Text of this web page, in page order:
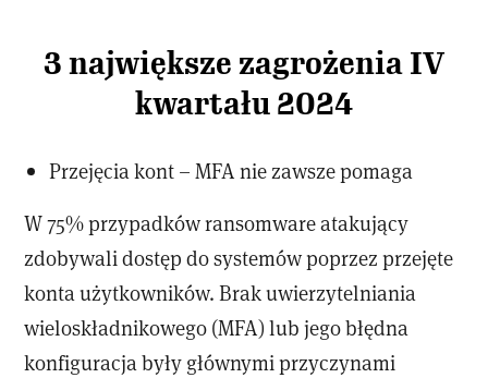
3 największe zagrożenia IV
kwartału 2024
Przejęcia kont – MFA nie zawsze pomaga
W 75% przypadków ransomware atakujący
zdobywali dostęp do systemów poprzez przejęte
konta użytkowników. Brak uwierzytelniania
wieloskładnikowego (MFA) lub jego błędna
konfiguracja były głównymi przyczynami